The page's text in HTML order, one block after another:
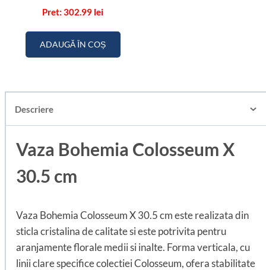
302.99 lei
ADAUGĂ ÎN COȘ
Descriere
Vaza Bohemia Colosseum X
30.5 cm
Vaza Bohemia Colosseum X 30.5 cm este realizata din
sticla cristalina de calitate si este potrivita pentru
aranjamente florale medii si inalte. Forma verticala, cu
linii clare specifice colectiei Colosseum, ofera stabilitate